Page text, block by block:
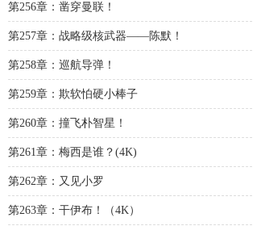
第256章：凿穿曼联！
第257章：战略级核武器——陈默！
第258章：巡航导弹！
第259章：欺软怕硬小棒子
第260章：撞飞朴智星！
第261章：梅西是谁？(4K)
第262章：又见小罗
第263章：干伊布！（4K）